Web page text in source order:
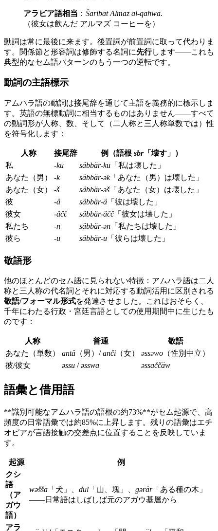
アラビア語相当 ： Šaribat Almaz al-qahwa.
（彼女は飲んだ アルマズ コーヒーを）
動詞は常に最後に来ます。後置詞が前置詞に取って代わりま
す。関係節と形容詞は修飾する名詞に先行します——これも
典型的なセム語パターンのもう一つの逆転です。
動詞の主語標示
アムハラ語の動詞は接尾辞を通じて主語を義務的に標示しま
す。英語の無標動詞に相当するものはありません——すべて
の動詞形が人称、数、そして（二人称と三人称単数では）性
を符号化します：
人称 接尾辞 例（語根 sbr「壊す」）
私
-ku säbbär-ku 「私は壊した」
あなた（男）
-k säbbär-ək「あなた（男）は壊した」
あなた（女）
-š säbbär-əš「あなた（女）は壊した」
彼
-ä säbbär-ä 「彼は壊した」
彼女
-äčč säbbär-äčč「彼女は壊した」
私たち
-n säbbär-ən 「私たちは壊した」
彼ら
-u säbbär-u 「彼らは壊した」
敬語形
他のほとんどのセム語に見られない特徴：アムハラ語は二人
称と三人称の代名詞とそれに対応する動詞活用に区別される
敬語/フォーマル形式を発達させました。これはおそらく、
千年にわたる行政・宮廷言語としての使用期間中に生じたも
のです：
人称 普通
敬語
あなた（単数）
antä （男）/anči （女） əssəwo （性別中立）
彼/彼女
əssu /əsswa əssaččäw
語彙と借用語
**識別可能なアムハラ語の語根の約73%**がセム起源で、高
頻度の日常語彙では約85%に上昇します。残りの語彙はエチ
オピアが言語接触の交差点に位置することを反映していま
す。
起源
例
クシ
語
（ア
ガウ
語）
wəšša 「犬」、 dul 「山、塊」、 gərär「ある種の木」
——日常語はしばしば元のアガウ基層から
アラ